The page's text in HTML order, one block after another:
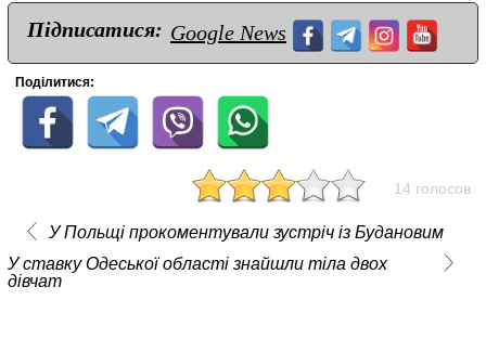
Підписатися: Google News
Поділитися:
14 голосов
У Польщі прокоментували зустріч із Будановим
У ставку Одеської області знайшли тіла двох
дівчат